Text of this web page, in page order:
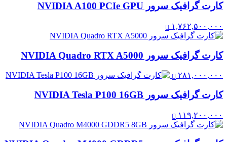
کارت گرافیک سرور NVIDIA A100 PCIe GPU
۱,۷۶۲,۵۰۰,۰۰۰
کارت گرافیک سرور NVIDIA Quadro RTX A5000
۲۸۱,۰۰۰,۰۰۰
کارت گرافیک سرور NVIDIA Tesla P100 16GB
۱۱۹,۲۰۰,۰۰۰